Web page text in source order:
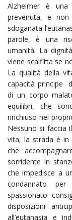
Alzheimer è una
prevenuta, e
sdoganata
parole, è una
umanità. La
viene scalfitta se
La qualità della
capacità principe
di un corpo
equilibri, che
rinchiuso nel
Nessuno si faccia
vita, la strada è in
che
sorridente in
che impedisce a
condannato per
spassionato
disposizioni
all’eutanasia e